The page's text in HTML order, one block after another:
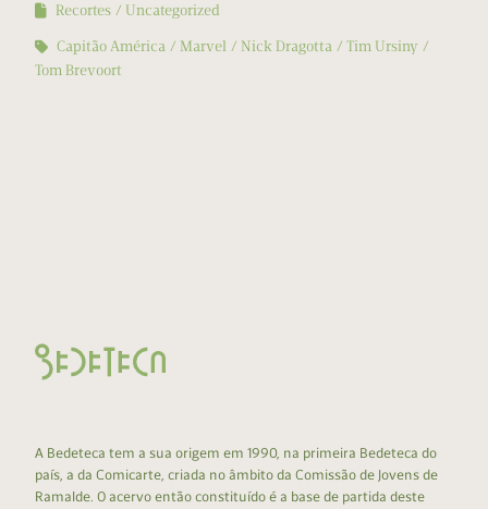
Recortes
Uncategorized
Capitão América
Marvel Nick Dragotta
Tim Ursiny
Tom Brevoort
A Bedeteca tem a sua origem em 1990, na primeira Bedeteca do
país, a da Comicarte, criada no âmbito da Comissão de Jovens de
Ramalde. O acervo então constituído é a base de partida deste